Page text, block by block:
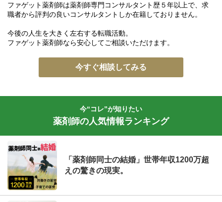
ファゲット薬剤師は薬剤師専門コンサルタント歴５年以上で、求
職者から評判の良いコンサルタントしか在籍しておりません。
今後の人生を大きく左右する転職活動。
ファゲット薬剤師なら安心してご相談いただけます。
今すぐ相談してみる
今“コレ”が知りたい
薬剤師の人気情報ランキング
「薬剤師同士の結婚」世帯年収1200万超
えの驚きの現実。